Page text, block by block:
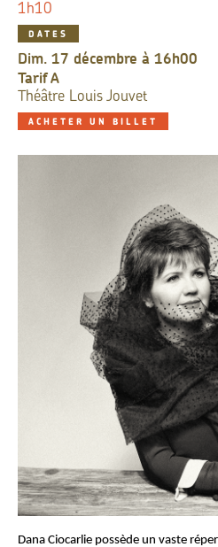
1h10
DATES
dim. 17 décembre à 16h00
TarifA
Théâtre Louis Jouvet
ACHETER UN BILLET
Dana Ciocarlie possède un vaste